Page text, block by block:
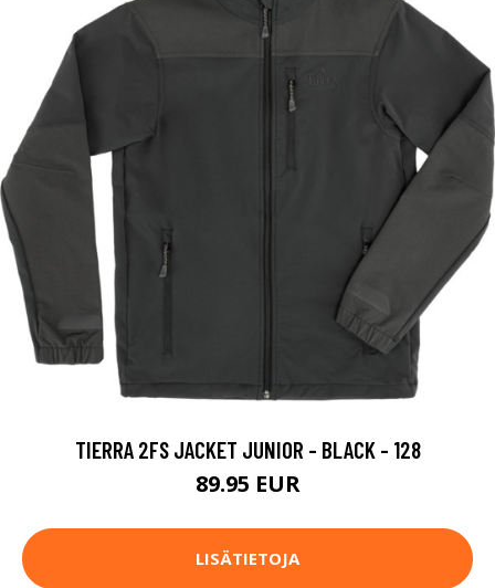
TIERRA 2FS JACKET JUNIOR - BLACK - 128
89.95 EUR
LISÄTIETOJA